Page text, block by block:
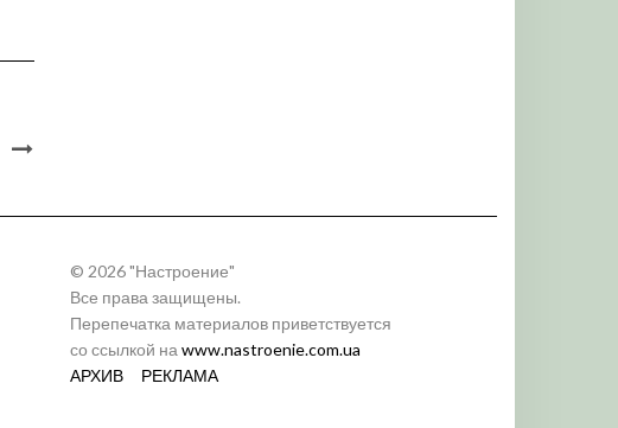
© 2026 "Настроение"
Все права защищены.
Перепечатка материалов приветствуется
со ссылкой на www.nastroenie.com.ua
АРХИВ
РЕКЛАМА